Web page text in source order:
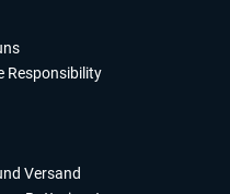
Responsibility
Versand